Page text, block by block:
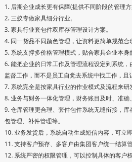
1. 后期企业成长更有保障(提供不同阶段的管理方
2. 三蚁专做家具细分行业。
3. 家具行业套包件双库存管理设计方案。
4. 同一货品不同颜色管理，让资料更简单规范合
5. 系统支撑多价格管理模式，贴合家具企业本身
6. 能把企业的日常工作及管理流程设定到系统
监督工作，而不是员工自觉去系统中找工作，且
7. 系统完全是按家具行业的作业模式及流程来研
8. 业务与财务一体化管理，财务账目及时、准确
9. 仓库管理更合理、套件包件系统无缝衔接，
包管理、补件管理等。
10. 业务发货后，系统自动生成短信内容，可立
11. 支持客户预存、多客户由集团客户统一结算管
12. 系统严密的权限管理，可以控制具体的客户